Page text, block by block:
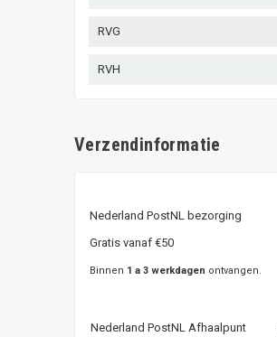
RVG
RVH
Verzendinformatie
Nederland PostNL bezorging
Gratis vanaf €50
Binnen 1 a 3 werkdagen ontvangen.
Nederland PostNL Afhaalpunt